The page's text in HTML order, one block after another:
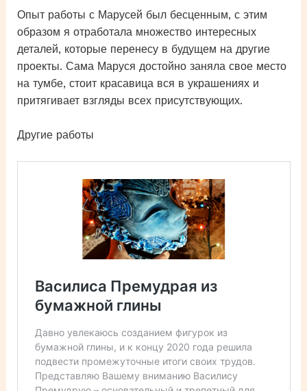
Опыт работы с Марусей был бесценным, с этим
образом я отработала множество интересных
деталей, которые перенесу в будущем на другие
проекты. Сама Маруся достойно заняла свое место
на тумбе, стоит красавица вся в украшениях и
притягивает взгляды всех присутствующих.
Другие работы